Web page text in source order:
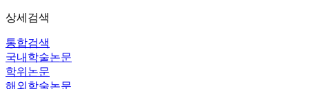
상세검색
통합검색
국내학술논문
학위논문
해외학술논문